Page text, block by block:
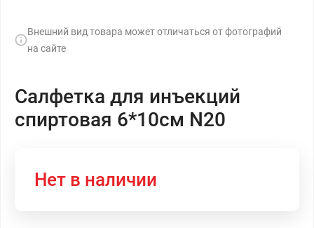
Внешний вид товара может отличаться от фотографий
на сайте
Салфетка для инъекций
спиртовая 6*10см N20
Нет в наличии